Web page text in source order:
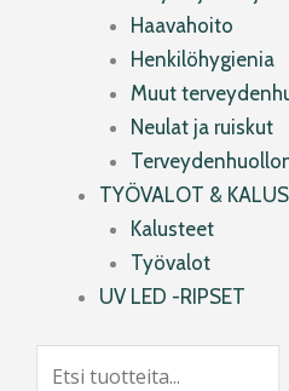
Haavahoito
Henkilöhygienia
Muut
Neulat ja ruiskut
TYÖVALOT &
Kalusteet
Työvalot
UV LED -RIPSET